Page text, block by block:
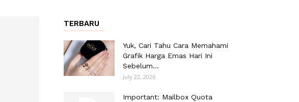
TERBARU
Yuk, Cari Tahu Cara Memahami
Grafik Harga Emas Hari Ini
Sebelum...
July 22, 2026
Important: Mailbox Quota